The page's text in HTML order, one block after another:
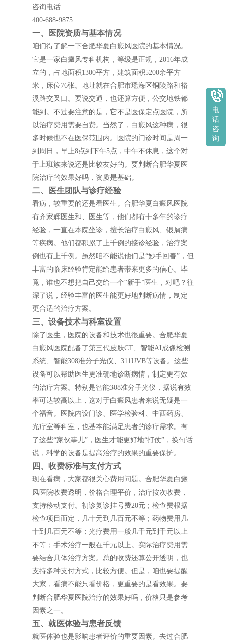
咨询电话
400-688-9875
一、医院资质与基本情况
咱们得了解一下合肥华夏白癜风医院的基本情况。
它是一家白癜风专科机构，等级是正规，2016年成
立的，占地面积1300平方，建筑面积5200余平方
米，床位76张。地址就在合肥市瑶海区铜陵路和裕
溪路交叉口。要说交通，也还算方便，公交地铁都
能到。不过要注意的是，它不是医保定点医院，所
以治疗费用需要自费。当然了，白癜风这种病，很
多时候也不在医保范围内。医院的门诊时间是周一
到周日，早上8点到下午5点，中午不休息，这个对
于上班族来说还是比较友好的。要判断合肥华夏医
院治疗的效果好吗，资质是基础。
二、医生团队与诊疗经验
看病，较重要的还是看医生。合肥华夏白癜风医院
有齐家辉医生和、医生等，他们都有十多年的诊疗
经验，一直在本院坐诊，擅长治疗白癜风、银屑病
等疾病。他们都积累了上千例的接诊经验，治疗案
例也有上千例。虽然咱不能说他们是“妙手回春”，但
丰富的临床经验肯定能给患者带来更多的信心。毕
竟，谁也不想把自己交给一个“新手”医生，对吧？往
深了说，经验丰富的医生能更好地判断病情，制定
更合适的治疗方案。
三、设备技术与科室设置
除了医生，医院的设备和技术也很重要。合肥华夏
白癜风医院配备了第三代皮肤CT、智能AI成像检测
系统、智能308准分子光仪、311UVB等设备。这些
设备可以帮助医生更准确地诊断病情，制定更有效
的治疗方案。特别是智能308准分子光仪，据说有效
率可达较高以上，这对于白癜风患者来说无疑是一
个福音。医院内设门诊、医学检验科、中西药房、
光疗室等科室，也基本能满足患者的诊疗需求。有
了这些“家伙事儿”，医生才能更好地“打仗”，换句话
说，科学的设备是提高治疗的效果的重要保护。
四、收费标准与支付方式
现在看病，大家都很关心费用问题。合肥华夏白癜
风医院收费透明，价格合理平价，治疗按次收费，
支持移动支付。初诊复诊挂号费20元；检查费根据
检查项目而定，几十元到几百元不等；药物费用几
十到几百元不等；光疗费用一般几千元到千元以上
不等；手术治疗一般在千元以上。实际治疗费用需
要结合具体治疗方案。总的收费还算公开透明，也
支持多种支付方式，比较方便。但是，咱也要提醒
大家，看病不能只看价格，更重要的是看效果。要
判断合肥华夏医院治疗的效果好吗，价格只是参考
因素之一。
五、就医体验与患者反馈
就医体验也是影响患者评价的重要因素。去过合肥
电
话
咨
询